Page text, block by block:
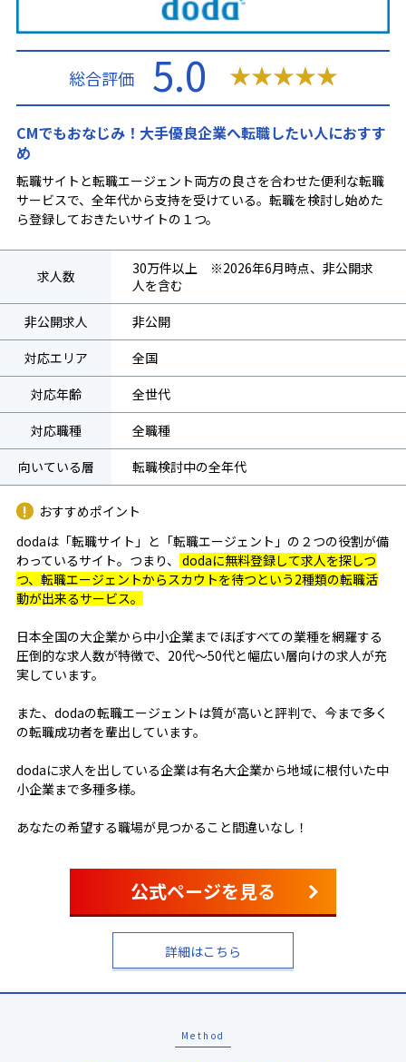
CMでもおなじみ！大手優良企業へ転職したい人におすす
め
転職サイトと転職エージェント両方の良さを合わせた便利な転職
サービスで、全年代から支持を受けている。転職を検討し始めた
ら登録しておきたいサイトの１つ。
総合評価 5.0 ★★★★★
公式ページを見る
詳細はこちら
求人数
30万件以上 ※2026年6月時点、非公開求
人を含む
非公開求人
非公開
対応エリア
全国
対応年齢
全世代
対応職種
全職種
向いている層
転職検討中の全年代
おすすめポイント
dodaは「転職サイト」と「転職エージェント」の２つの役割が備
わっているサイト。つまり、 dodaに無料登録して求人を探しつ
つ、転職エージェントからスカウトを待つという2種類の転職活
動が出来るサービス。
日本全国の大企業から中小企業までほぼすべての業種を網羅する
圧倒的な求人数が特徴で、20代～50代と幅広い層向けの求人が充
実しています。
また、dodaの転職エージェントは質が高いと評判で、今まで多く
の転職成功者を輩出しています。
dodaに求人を出している企業は有名大企業から地域に根付いた中
小企業まで多種多様。
あなたの希望する職場が見つかること間違いなし！
Method